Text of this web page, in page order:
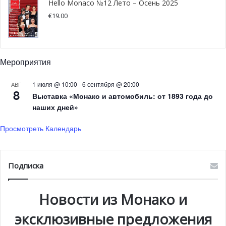
Скульптура «Немые рабы»
испанского автора Виктора Охоа из Мадрида, которая
украшает один из тихих скверов парка Фонвьей. Рядом
с ней расположено несколько скамеек, словно
специально для того, чтобы посидеть и задуматься в
Этот испанский мастер известен написанием портретов
известных личностей, однако свои скульптуры он всегда
фокусировался на обнаженной мужской фигуре. Его, в
частности, интересовало взаимодействие человека и
Hello Monaco №12 Лето – Осень 2025
€19.00
Мероприятия
АВГ
8
1 июля @ 10:00 -6 сентября @ 20:00
Выставка «Монако и автомобиль: от 1893 года до
наших дней»
Просмотреть Календарь
Подписка
Новости из Монако и
эксклюзивные предложения